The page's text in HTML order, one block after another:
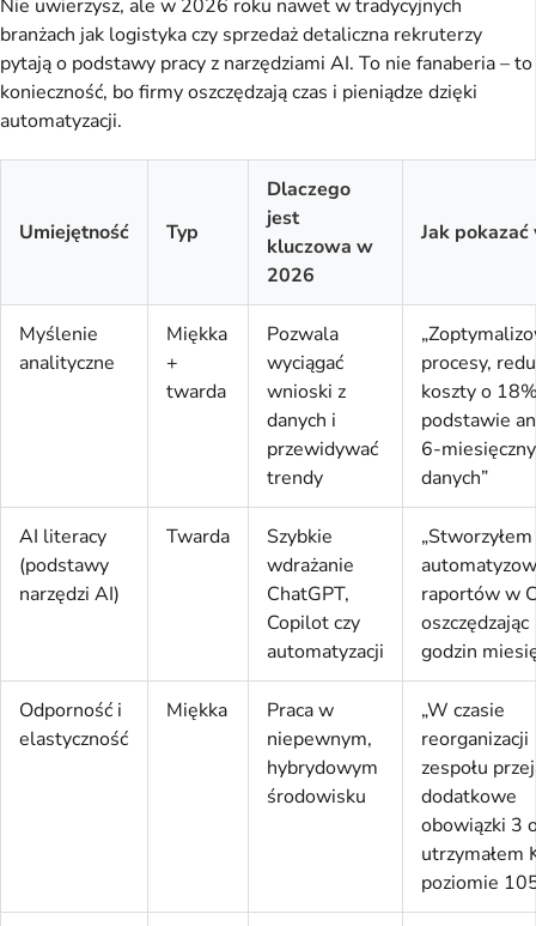
Nie uwierzysz, ale w 2026 roku nawet w tradycyjnych
branżach jak logistyka czy sprzedaż detaliczna rekruterzy
pytają o podstawy pracy z narzędziami AI. To nie fanaberia – to
konieczność, bo firmy oszczędzają czas i pieniądze dzięki
automatyzacji.
Umiejętność Typ
Dlaczego
jest
kluczowa w
2026
Jak pokazać
Myślenie
analityczne
Miękka
+
twarda
Pozwala
wyciągać
wnioski z
danych i
przewidywać
trendy
procesy,
koszty o
podstawie
6-
danych”
AI literacy
(podstawy
narzędzi AI)
Twarda
Szybkie
wdrażanie
ChatGPT,
Copilot czy
automatyzacji
raportów w
godzin
Odporność i
elastyczność
Miękka
Praca w
niepewnym,
hybrydowym
środowisku
„W czasie
reorganizacji
zespołu
dodatkowe
obowiązki 3
utrzymałem
poziomie